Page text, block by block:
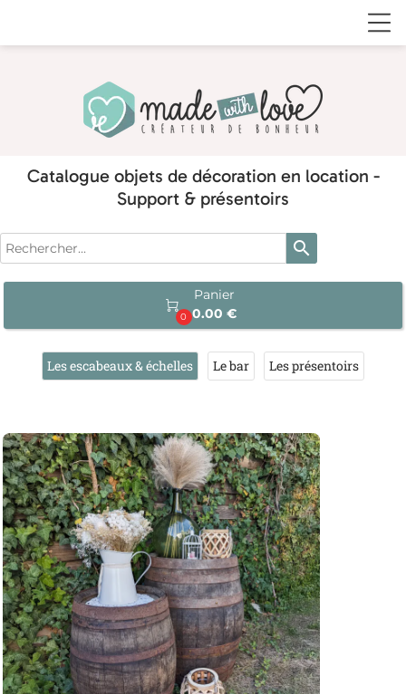
Catalogue objets de décoration en location -
Support & présentoirs
search

0
Panier
0.00 €
Les escabeaux & échelles Le bar Les présentoirs